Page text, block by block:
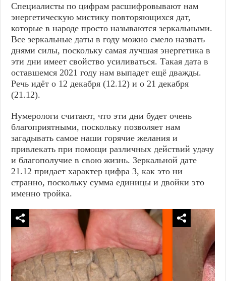
Специалисты по цифрам расшифровывают нам
энергетическую мистику повторяющихся дат,
которые в народе просто называются зеркальными.
Все зеркальные даты в году можно смело назвать
днями силы, поскольку самая лучшая энергетика в
эти дни имеет свойство усиливаться. Такая дата в
оставшемся 2021 году нам выпадет ещё дважды.
Речь идёт о 12 декабря (12.12) и о 21 декабря
(21.12).
Нумерологи считают, что эти дни будет очень
благоприятными, поскольку позволяет нам
загадывать самое наши горячие желания и
привлекать при помощи различных действий удачу
и благополучие в свою жизнь. Зеркальной дате
21.12 придает характер цифра 3, как это ни
странно, поскольку сумма единицы и двойки это
именно тройка.